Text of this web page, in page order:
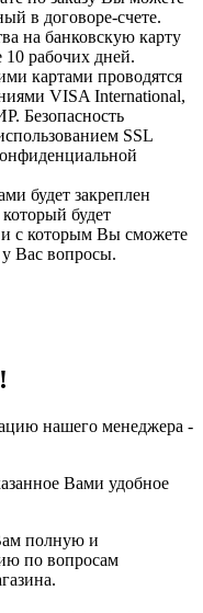
в договоре-счете.
на банковскую карту
10 рабочих дней.
картами проводятся
VISA International,
Безопасность
SSL
будет закреплен
будет
с которым Вы сможете
Вас вопросы.
нашего менеджера -
Вами удобное
полную и
по вопросам